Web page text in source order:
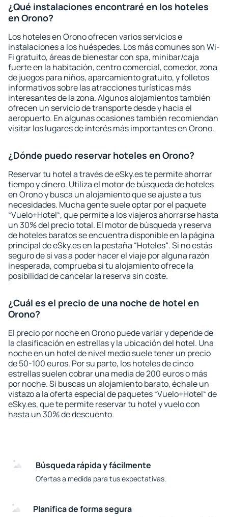
¿Qué instalaciones encontraré en los hoteles
en Orono?
Los hoteles en Orono ofrecen varios servicios e
instalaciones a los huéspedes. Los más comunes son Wi-
Fi gratuito, áreas de bienestar con spa, minibar/caja
fuerte en la habitación, centro comercial, comedor, zona
de juegos para niños, aparcamiento gratuito, y folletos
informativos sobre las atracciones turísticas más
interesantes de la zona. Algunos alojamientos también
ofrecen un servicio de transporte desde y hacia el
aeropuerto. En algunas ocasiones también recomiendan
visitar los lugares de interés más importantes en Orono.
¿Dónde puedo reservar hoteles en Orono?
Reservar tu hotel a través de eSky.es te permite ahorrar
tiempo y dinero. Utiliza el motor de búsqueda de hoteles
en Orono y busca un alojamiento que se ajuste a tus
necesidades. Mucha gente suele optar por el paquete
“Vuelo+Hotel“, que permite a los viajeros ahorrarse hasta
un 30% del precio total. El motor de búsqueda y reserva
de hoteles baratos se encuentra disponible en la página
principal de eSky.es en la pestaña “Hoteles“. Si no estás
seguro de si vas a poder hacer el viaje por alguna razón
inesperada, comprueba si tu alojamiento ofrece la
posibilidad de cancelar la reserva sin coste.
¿Cuál es el precio de una noche de hotel en
Orono?
El precio por noche en Orono puede variar y depende de
la clasificación en estrellas y la ubicación del hotel. Una
noche en un hotel de nivel medio suele tener un precio
de 50-100 euros. Por su parte, los hoteles de cinco
estrellas suelen cobrar una media de 200 euros o más
por noche. Si buscas un alojamiento barato, échale un
vistazo a la oferta especial de paquetes “Vuelo+Hotel“ de
eSky.es, que te permite reservar tu hotel y vuelo con
hasta un 30% de descuento.
Búsqueda rápida y fácilmente
Ofertas a medida para tus expectativas.
Planifica de forma segura